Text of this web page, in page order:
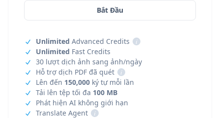
Bắt Đầu
Unlimited Advanced Credits
i
Unlimited Fast Credits
30 lượt dịch ảnh sang ảnh/ngày
Hỗ trợ dịch PDF đã quét
i
Lên đến 150,000 ký tự mỗi lần
Tải lên tệp tối đa 100 MB
Phát hiện AI không giới hạn
Translate Agent
i